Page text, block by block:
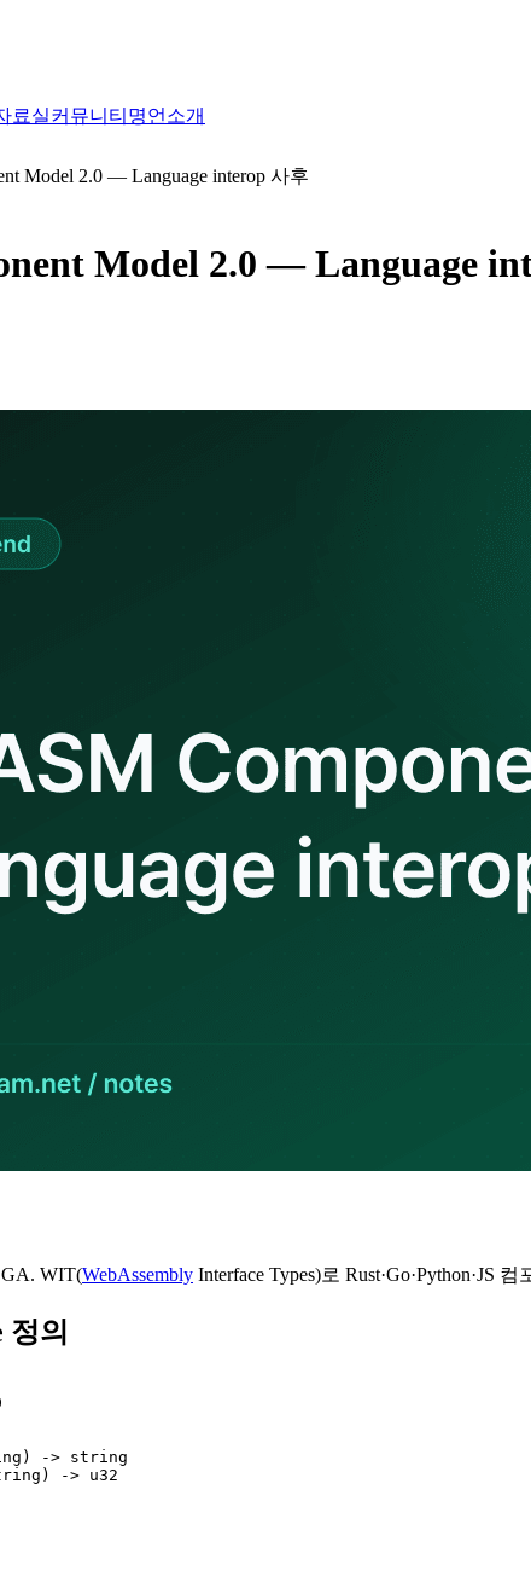
료실커뮤니티 명언 소개
Model 2.0 — Language interop 사후
Model 2.0 — Language
GA. WIT(WebAssembly Interface Types)로
의
-> string
-> u32